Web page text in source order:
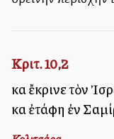
Κριτ. 10,2
καὶ ἔκρινε τὸν
καὶ ἐτάφη ἐν